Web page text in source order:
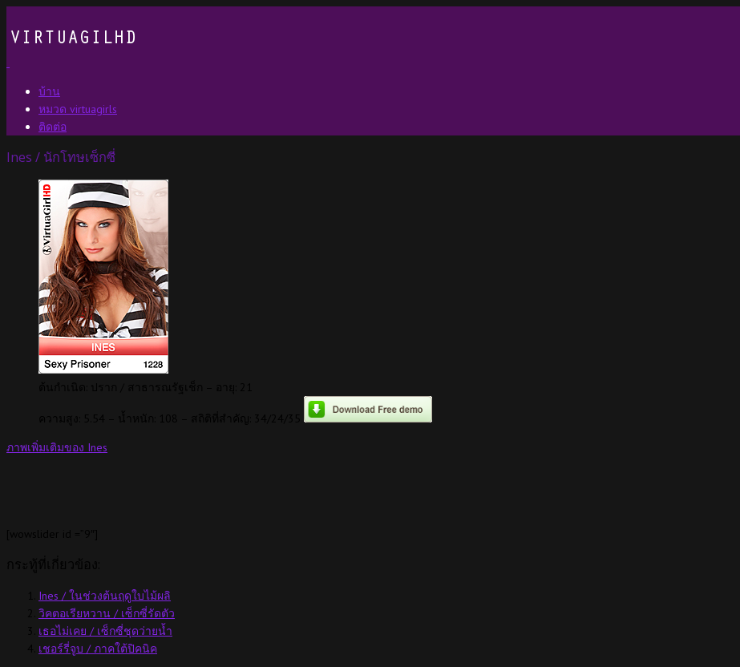
บ้าน
หมวด virtuagirls
ติดต่อ
Ines / นักโทษเซ็กซี่
ภาพเพิ่มเติมของ Ines
Ines / ในช่วงต้นฤดูใบไม้ผลิ
วิคตอเรียหวาน / เซ็กซี่รัดตัว
เธอไม่เคย / เซ็กซี่ชุดว่ายน้ำ
เชอร์รี่จูบ / ภาคใต้ปิคนิค